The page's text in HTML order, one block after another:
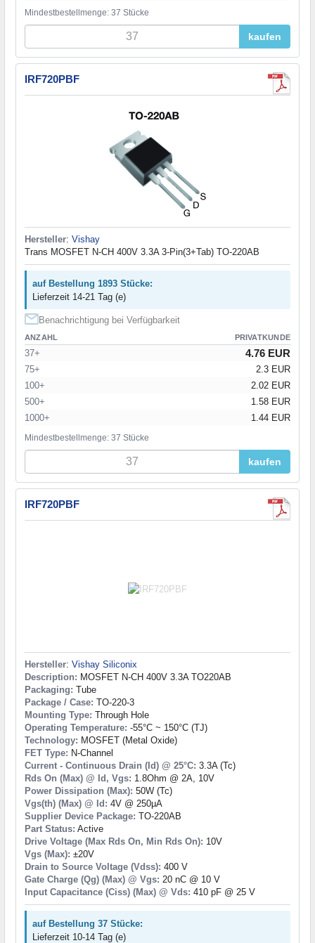
Mindestbestellmenge: 37 Stücke
kaufen
IRF720PBF
Hersteller: Vishay
Trans MOSFET N-CH 400V 3.3A 3-Pin(3+Tab) TO-220AB
auf Bestellung 1893 Stücke:
Lieferzeit 14-21 Tag (e)
Benachrichtigung bei Verfügbarkeit
ANZAHL PRIVATKUNDE
37+ 4.76 EUR
75+
2.3 EUR
100+
2.02 EUR
500+
1.58 EUR
1000+
1.44 EUR
Mindestbestellmenge: 37 Stücke
kaufen
IRF720PBF
Hersteller: Vishay Siliconix
Description: MOSFET N-CH 400V 3.3A TO220AB
Packaging: Tube
Package / Case: TO-220-3
Mounting Type: Through Hole
Operating Temperature: -55°C ~ 150°C (TJ)
Technology: MOSFET (Metal Oxide)
FET Type: N-Channel
Current - Continuous Drain (Id) @ 25°C: 3.3A (Tc)
Rds On (Max) @ Id, Vgs: 1.8Ohm @ 2A, 10V
Power Dissipation (Max): 50W (Tc)
Vgs(th) (Max) @ Id: 4V @ 250µA
Supplier Device Package: TO-220AB
Part Status: Active
Drive Voltage (Max Rds On, Min Rds On): 10V
Vgs (Max): ±20V
Drain to Source Voltage (Vdss): 400 V
Gate Charge (Qg) (Max) @ Vgs: 20 nC @ 10 V
Input Capacitance (Ciss) (Max) @ Vds: 410 pF @ 25 V
auf Bestellung 37 Stücke:
Lieferzeit 10-14 Tag (e)